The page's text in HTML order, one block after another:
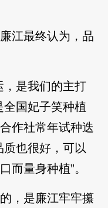
江最终认为，品
，是我们的主打
全国妃子笑种植
作社常年试种迭
质也很好，可以
而量身种植”。
，是廉江牢牢攥